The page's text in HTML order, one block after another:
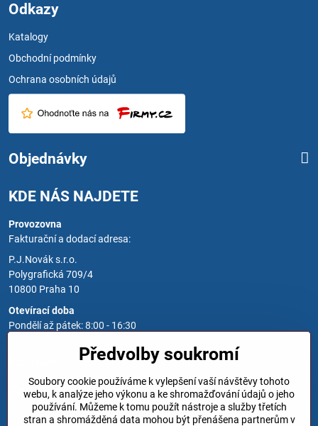
Odkazy
Katalogy
Obchodní podmínky
Ochrana osobních údajů
Objednávky
KDE NÁS NAJDETE
Provozovna
Fakturační a dodací adresa:
P.J.Novák s.r.o.
Polygrafická 709/4
10800 Praha 10
Otevírací doba
Pondělí až pátek: 8:00 - 16:30
Zavoláme Vám zpět
Váš telefon*
Předvolby soukromí
Soubory cookie používáme k vylepšení vaší návštěvy tohoto
webu, k analýze jeho výkonu a ke shromažďování údajů o jeho
používání. Můžeme k tomu použít nástroje a služby třetích
stran a shromážděná data mohou být přenášena partnerům v